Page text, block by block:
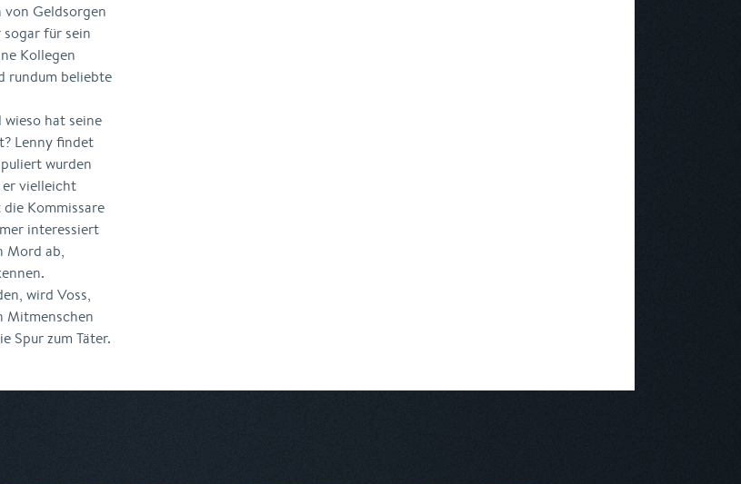
Geldsorgen
für sein
Kollegen
rundum beliebte
hat seine
Lenny findet
wurden
vielleicht
Kommissare
interessiert
Mord ab,
wird Voss,
Mitmenschen
Spur zum Täter.